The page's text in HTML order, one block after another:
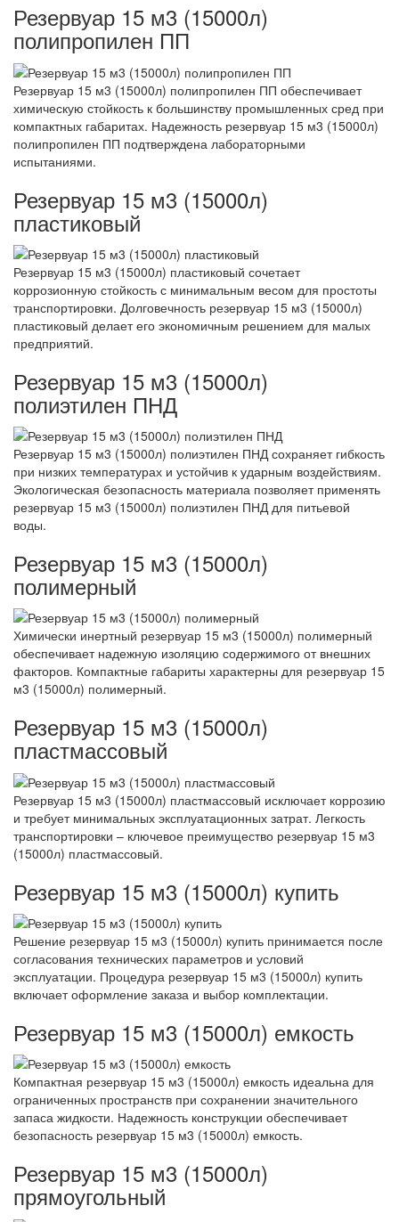
Резервуар 15 м3 (15000л)
полипропилен ПП
Резервуар 15 м3 (15000л) полипропилен ПП обеспечивает
химическую стойкость к большинству промышленных сред при
компактных габаритах. Надежность резервуар 15 м3 (15000л)
полипропилен ПП подтверждена лабораторными
испытаниями.
Резервуар 15 м3 (15000л)
пластиковый
Резервуар 15 м3 (15000л) пластиковый сочетает
коррозионную стойкость с минимальным весом для простоты
транспортировки. Долговечность резервуар 15 м3 (15000л)
пластиковый делает его экономичным решением для малых
предприятий.
Резервуар 15 м3 (15000л)
полиэтилен ПНД
Резервуар 15 м3 (15000л) полиэтилен ПНД сохраняет гибкость
при низких температурах и устойчив к ударным воздействиям.
Экологическая безопасность материала позволяет применять
резервуар 15 м3 (15000л) полиэтилен ПНД для питьевой
воды.
Резервуар 15 м3 (15000л)
полимерный
Химически инертный резервуар 15 м3 (15000л) полимерный
обеспечивает надежную изоляцию содержимого от внешних
факторов. Компактные габариты характерны для резервуар 15
м3 (15000л) полимерный.
Резервуар 15 м3 (15000л)
пластмассовый
Резервуар 15 м3 (15000л) пластмассовый исключает коррозию
и требует минимальных эксплуатационных затрат. Легкость
транспортировки – ключевое преимущество резервуар 15 м3
(15000л) пластмассовый.
Резервуар 15 м3 (15000л) купить
Решение резервуар 15 м3 (15000л) купить принимается после
согласования технических параметров и условий
эксплуатации. Процедура резервуар 15 м3 (15000л) купить
включает оформление заказа и выбор комплектации.
Резервуар 15 м3 (15000л) емкость
Компактная резервуар 15 м3 (15000л) емкость идеальна для
ограниченных пространств при сохранении значительного
запаса жидкости. Надежность конструкции обеспечивает
безопасность резервуар 15 м3 (15000л) емкость.
Резервуар 15 м3 (15000л)
прямоугольный